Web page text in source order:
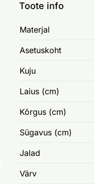
Toote info
Materjal
Asetuskoht
Kuju
Laius (cm)
Kõrgus (cm)
Sügavus (cm)
Jalad
Värv